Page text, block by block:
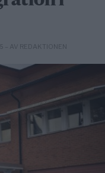
– AV REDAKTIONEN